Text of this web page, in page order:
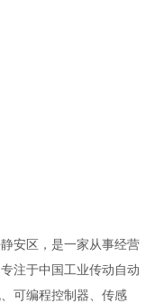
安区，是一家从事经营
注于中国工业传动自动
可编程控制器、传感